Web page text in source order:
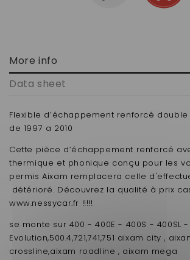
More info
Data sheet
Flexible d’échappement renforcé
de 1997 a 2010
Cette pièce d’échappement renforcé
thermique et phonique conçu pour les
permis Aixam remplacera celle
détérioré. Découvrez la qualité à prix
www.nessycar.fr !!!!!
se monte sur 400 - 400E - 400S - 400SL -
Evolution,500.4,721,741,751 aixam city ,
crossline,aixam roadline , aixam mega